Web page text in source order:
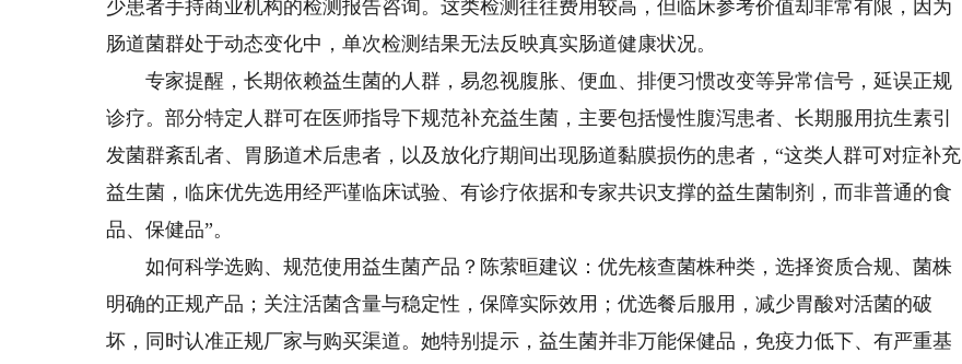
少患者手持商业机构的检测报告咨询。这类检测往往费用较高，但临床参考价值却非常有限，因为
肠道菌群处于动态变化中，单次检测结果无法反映真实肠道健康状况。
专家提醒，长期依赖益生菌的人群，易忽视腹胀、便血、排便习惯改变等异常信号，延误正规
诊疗。部分特定人群可在医师指导下规范补充益生菌，主要包括慢性腹泻患者、长期服用抗生素引
发菌群紊乱者、胃肠道术后患者，以及放化疗期间出现肠道黏膜损伤的患者，“这类人群可对症补充
益生菌，临床优先选用经严谨临床试验、有诊疗依据和专家共识支撑的益生菌制剂，而非普通的食
品、保健品”。
如何科学选购、规范使用益生菌产品？陈萦晅建议：优先核查菌株种类，选择资质合规、菌株
明确的正规产品；关注活菌含量与稳定性，保障实际效用；优选餐后服用，减少胃酸对活菌的破
坏，同时认准正规厂家与购买渠道。她特别提示，益生菌并非万能保健品，免疫力低下、有严重基